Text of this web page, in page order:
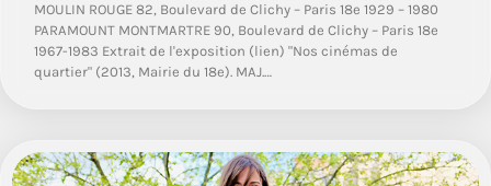
MOULIN ROUGE 82, Boulevard de Clichy – Paris 18e 1929 – 1980
PARAMOUNT MONTMARTRE 90, Boulevard de Clichy – Paris 18e
1967-1983 Extrait de l'exposition (lien) "Nos cinémas de
quartier" (2013, Mairie du 18e). MAJ.…